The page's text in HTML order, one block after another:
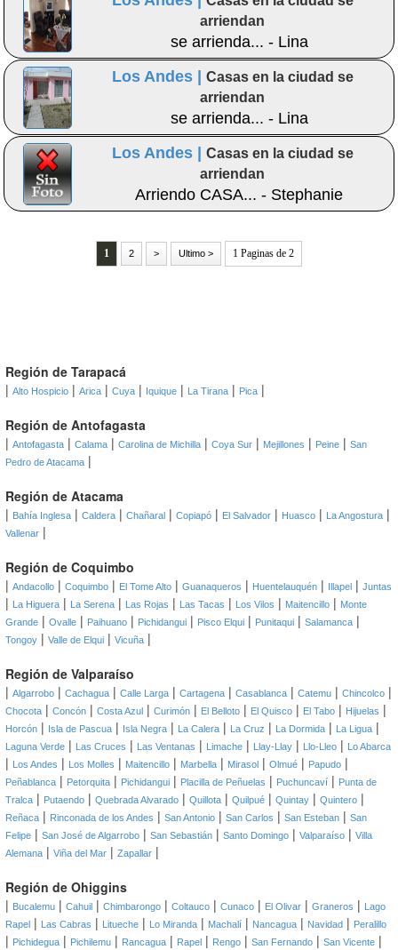
arriendan
se arrienda... - Lina
Los Andes |
Casas en la ciudad se
arriendan
se arrienda... - Lina
Los Andes |
Casas en la ciudad se
arriendan
Arriendo CASA... - Stephanie
1 2 > Ultimo > 1 Paginas de 2
Región de Tarapacá
| Alto Hospicio | Arica | Cuya | Iquique | La Tirana | Pica |
Región de Antofagasta
| Antofagasta | Calama | Carolina de Michilla | Coya Sur | Mejillones | Peine | San
Pedro de Atacama |
Región de Atacama
| Bahía Inglesa | Caldera | Chañaral | Copiapó | El Salvador | Huasco | La Angostura |
Vallenar |
Región de Coquimbo
| Andacollo | Coquimbo | El Tome Alto | Guanaqueros | Huentelauquén | Illapel | Juntas
| La Higuera | La Serena | Las Rojas | Las Tacas | Los Vilos | Maitencillo | Monte
Grande | Ovalle | Paihuano | Pichidangui | Pisco Elqui | Punitaqui | Salamanca |
Tongoy | Valle de Elqui | Vicuña |
Región de Valparaíso
| Algarrobo | Cachagua | Calle Larga | Cartagena | Casablanca | Catemu | Chincolco |
Chocota | Concón | Costa Azul | Curimón | El Belloto | El Quisco | El Tabo | Hijuelas |
Horcón | Isla de Pascua | Isla Negra | La Calera | La Cruz | La Dormida | La Ligua |
Laguna Verde | Las Cruces | Las Ventanas | Limache | Llay-Llay | Llo-Lleo | Lo Abarca
| Los Andes | Los Molles | Maitencillo | Marbella | Mirasol | Olmué | Papudo |
Peñablanca | Petorquita | Pichidangui | Placilla de Peñuelas | Puchuncaví | Punta de
Tralca | Putaendo | Quebrada Alvarado | Quillota | Quilpué | Quintay | Quintero |
Reñaca | Rinconada de los Andes | San Antonio | San Carlos | San Esteban | San
Felipe | San José de Algarrobo | San Sebastián | Santo Domingo | Valparaíso | Villa
Alemana | Viña del Mar | Zapallar |
Región de Ohiggins
| Bucalemu | Cahuil | Chimbarongo | Coltauco | Cunaco | El Olivar | Graneros |
Lago
Rapel | Las Cabras | Litueche | Lo Miranda | Machalí | Nancagua | Navidad | Peralillo
| Pichidegua | Pichilemu | Rancagua | Rapel | Rengo | San Fernando | San Vicente |